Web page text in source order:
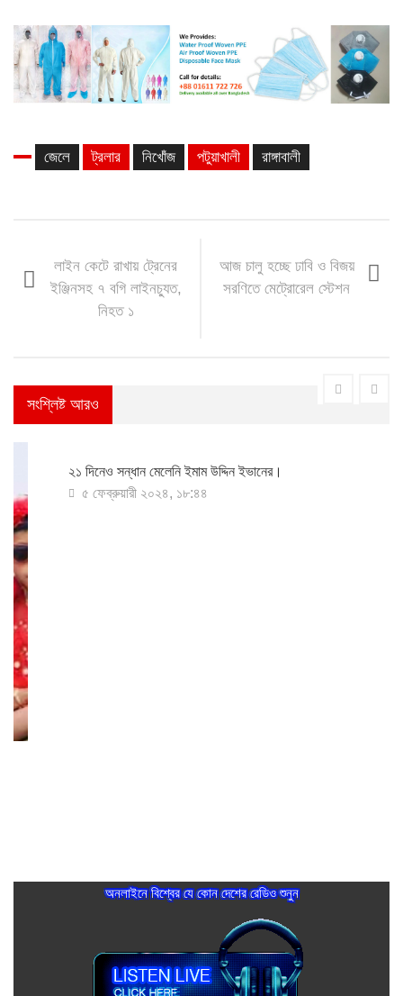
জেলে ট্রলার নিখোঁজ পটুয়াখালী রাঙ্গাবালী
লাইন কেটে রাখায় ট্রেনের
ইঞ্জিনসহ ৭ বগি লাইনচ্যুত,
নিহত ১
আজ চালু হচ্ছে ঢাবি ও বিজয়
সরণিতে মেট্রোরেল স্টেশন
সংশ্লিষ্ট আরও
২১ দিনেও সন্ধান মেলেনি ইমাম উদ্দিন ইভানের।
৫ ফেব্রুয়ারী ২০২৪, ১৮:৪৪
অনলাইনে বিশ্বের যে কোন দেশের রেডিও শুনুন